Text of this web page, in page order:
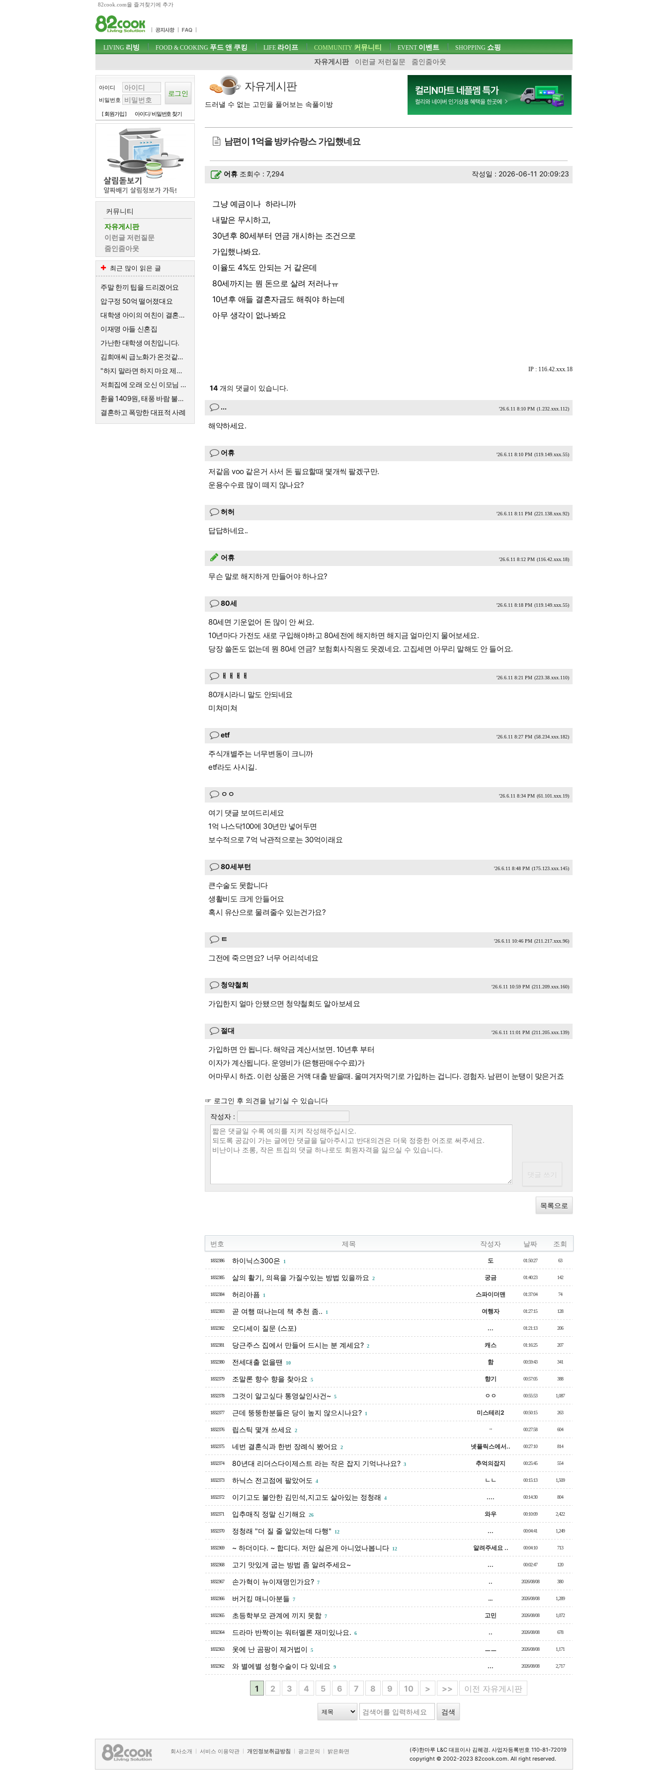
82cook.com을 즐겨찾기에 추가
주메뉴 바로가기
컨텐츠 바로가기
검색 바로가기
로그인 바로가기
주메뉴
LIVING 리빙 FOOD & COOKING 푸드 앤 쿠킹 LIFE 라이프 COMMUNITY 커뮤니티
자유게시판
이런글 저런질문 줌인줌아웃
EVENT이벤트 SHOPPING 쇼핑
아이디
비밀번호
[ 회원가입 ] 아이디/ 비밀번호 찾기
커뮤니티
자유게시판
이런글 저런질문
줌인줌아웃
최근 많이 읽은 글
주말 한끼 팁을 드리겠어요
압구정 50억 떨어졌대요
대학생 아이의 여친이 결혼하자고한대요
이재명 아들 신혼집
가난한 대학생 여친입니다.
김희애씨 급노화가 온것같네요
"하지 말라면 하지 마요 제발!" 의사를 믿지 않는 엄마의 고집
저희집에 오래 오신 이모님 퇴직금
환율 1409원, 태풍 바람 불어요
결혼하고 폭망한 대표적 사례
자유게시판
드러낼 수 없는 고민을 풀어보는 속풀이방
남편이 1억을 방카슈랑스 가입했네요
어휴 조회수 : 7,294 작성일 : 2026-06-11 20:09:23
그냥 예금이나 하라니까
내말은 무시하고,
30년후 80세부터 연금 개시하는 조건으로
가입했나봐요.
이율도 4%도 안되는 거 같은데
80세까지는 뭔 돈으로 살려 저러나ㅠ
10년후 애들 결혼자금도 해줘야 하는데
아무 생각이 없나봐요
IP : 116.42.xxx.18
14 개의 댓글이 있습니다.
... '26.6.11 8:10 PM (1.232.xxx.112)
해약하세요.
어휴 '26.6.11 8:10 PM (119.149.xxx.55)
저같음 voo 같은거 사서 돈 필요할때 몇개씩 팔겠구만.
운용수수료 많이 떼지 않나요?
허허 '26.6.11 8:11 PM (221.138.xxx.92)
답답하네요..
어휴 '26.6.11 8:12 PM (116.42.xxx.18)
무슨 말로 해지하게 만들어야 하나요?
80세 '26.6.11 8:18 PM (119.149.xxx.55)
80세면 기운없어 돈 많이 안 써요.
10년마다 가전도 새로 구입해야하고 80세전에 해지하면 해지금 얼마인지 물어보세요.
당장 쓸돈도 없는데 뭔 80세 연금? 보험회사직원도 웃겠네요. 고집세면 아무리 말해도 안 들어요.
ㅐㅐㅐㅐ '26.6.11 8:21 PM (223.38.xxx.110)
80개시라니 말도 안되네요
미쳐미쳐
etf '26.6.11 8:27 PM (58.234.xxx.182)
주식개별주는 너무변동이 크니까
etf라도 사시길.
ㅇㅇ '26.6.11 8:34 PM (61.101.xxx.19)
여기 댓글 보여드리세요
1억 나스닥100에 30년만 넣어두면
보수적으로 7억 낙관적으로는 30억이래요
80세부턴 '26.6.11 8:48 PM (175.123.xxx.145)
큰수술도 못합니다
생활비도 크게 안들어요
혹시 유산으로 물려줄수 있는건가요?
ㅌ '26.6.11 10:46 PM (211.217.xxx.96)
그전에 죽으면요? 너무 어리석네요
청약철회 '26.6.11 10:59 PM (211.209.xxx.160)
가입한지 얼마 안됐으면 청약철회도 알아보세요
절대 '26.6.11 11:01 PM (211.205.xxx.139)
가입하면 안 됩니다. 해약금 계산서보면. 10년후 부터
이자가 계산됩니다. 운영비가 (은행판매수수료)가
어마무시 하죠. 이런 상품은 거액 대출 받을때. 울며겨자먹기로 가입하는 겁니다. 경험자. 남편이 눈탱이 맞은거죠
☞ 로그인 후 의견을 남기실 수 있습니다
작성자 :
목록으로
번호 제목 작성자 날짜 조회
1832386 하이닉스300은 1 도 01:50:27 63
1832385 삶의 활기, 의욕을 가질수있는 방법 있을까요 2 궁금 01:40:23 142
1832384 허리아픔 1 스파이더맨 01:37:04 74
1832383 곧 여행 떠나는데 책 추천 좀.. 1 여행자 01:27:15 128
1832382 오디세이 질문 (스포) ... 01:21:13 206
1832381 당근주스 집에서 만들어 드시는 분 계세요? 2 캐스 01:16:25 207
1832380 전세대출 없을땐 10 함 00:59:43 341
1832379 조말론 향수 향을 찾아요 5 향기 00:57:05 388
1832378 그것이 알고싶다 통영살인사건~ 5 ㅇㅇ 00:55:53 1,087
1832377 근데 뚱뚱한분들은 당이 높지 않으시나요? 1 미스테리2 00:50:15 263
1832376 립스틱 몇개 쓰세요 2 ᆢ 00:27:58 604
1832375 네번 결혼식과 한번 장례식 봤어요 2 넷플릭스에서.. 00:27:10 814
1832374 80년대 리더스다이제스트 라는 작은 잡지 기억나나요? 3 추억의잡지 00:25:45 554
1832373 하닉스 전고점에 팔았어도 4 ㄴㄴ 00:15:13 1,509
1832372 이기고도 불안한 김민석,지고도 살아있는 정청래 4 .... 00:14:30 804
1832371 입추매직 정말 신기해요 26 와우 00:10:09 2,422
1832370 정청래 "더 질 줄 알았는데 다행" 12 ... 00:04:41 1,249
1832369 ~ 하더이다. ~ 합디다. 저만 싫은게 아니었나봅니다 12 알려주세요 .. 00:04:10 713
1832368 고기 맛있게 굽는 방법 좀 알려주세요~ ... 00:02:47 120
1832367 손가혁이 뉴이재명인가요? 7 .. 2026/08/08 380
1832366 버거킹 매니아분들 7 … 2026/08/08 1,289
1832365 초등학부모 관계에 끼지 못함 7 고민 2026/08/08 1,072
1832364 드라마 반짝이는 워터멜론 재미있나요. 6 .. 2026/08/08 678
1832363 옷에 난 곰팡이 제거법이 5 ㅡㅡ 2026/08/08 1,171
1832362 와 별에별 성형수술이 다 있네요 9 ... 2026/08/08 2,717
1 2 3 4 5 6 7 8 9 10 > >> 이전 자유게시판
정책 및 방침
회사소개 서비스 이용약관 개인정보취급방침 광고문의 밝은화면
(주)한마루 L&C 대표이사 김혜경. 사업자등록번호 110-81-72019
copyright © 2002-2023 82cook.com. All right reserved.